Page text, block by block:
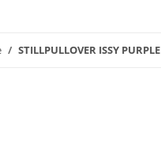
STILLPULLOVER ISSY PURPLE